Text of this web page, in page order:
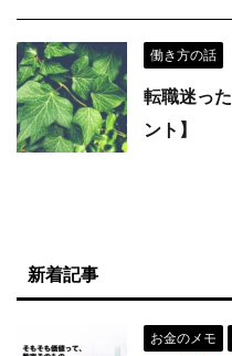
働き方の話
転職迷っ
ント】
新着記事
お金のメモ